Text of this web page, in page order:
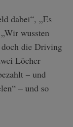
dabei“, „Es
wussten
die Driving
Löcher
– und
– und so